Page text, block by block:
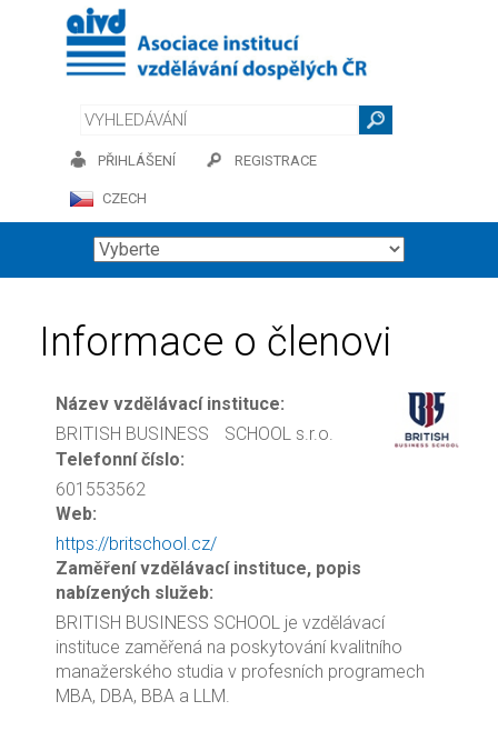
CZECH
PŘIHLÁŠENÍ REGISTRACE
Informace o členovi
Název vzdělávací instituce:
BRITISH BUSINESS SCHOOL s.r.o.
Telefonní číslo:
601553562
Web:
https://britschool.cz/
Zaměření vzdělávací instituce, popis
nabízených služeb:
BRITISH BUSINESS SCHOOL je vzdělávací
instituce zaměřená na poskytování kvalitního
manažerského studia v profesních programech
MBA, DBA, BBA a LLM.